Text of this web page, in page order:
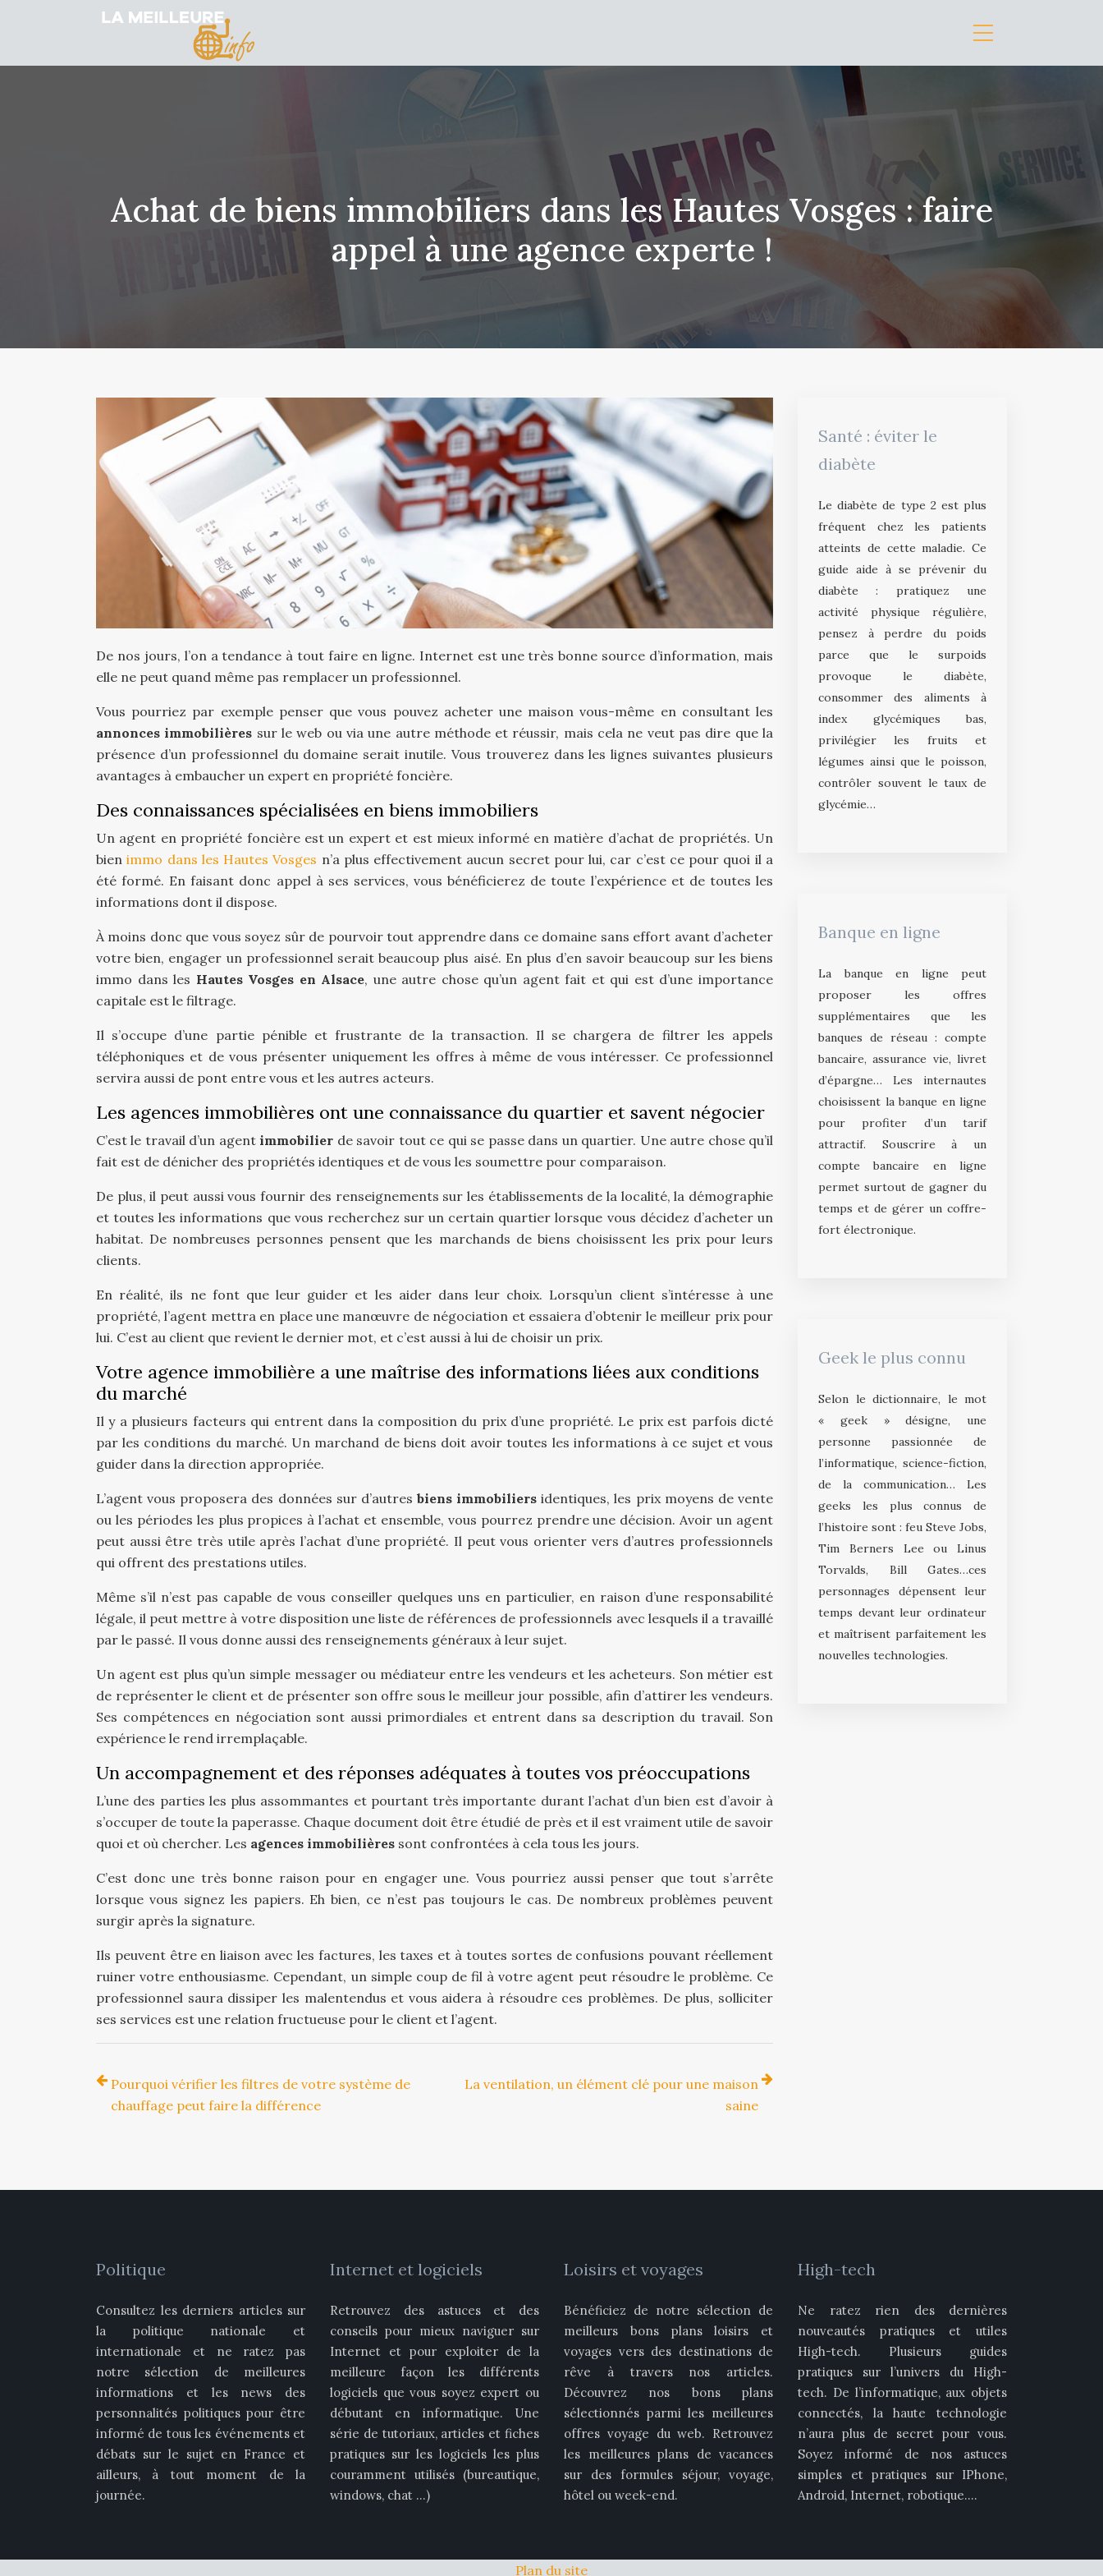
Achat de biens immobiliers dans les Hautes Vosges : faire
appel à une agence experte !
De nos jours, l’on a tendance à tout faire en ligne. Internet est une très bonne source d’information, mais
elle ne peut quand même pas remplacer un professionnel.
Vous pourriez par exemple penser que vous pouvez acheter une maison vous-même en consultant les
annonces immobilières sur le web ou via une autre méthode et réussir, mais cela ne veut pas dire que la
présence d’un professionnel du domaine serait inutile. Vous trouverez dans les lignes suivantes plusieurs
avantages à embaucher un expert en propriété foncière.
Des connaissances spécialisées en biens immobiliers
Un agent en propriété foncière est un expert et est mieux informé en matière d’achat de propriétés. Un
bienimmo dans les Hautes Vosges n’a plus effectivement aucun secret pour lui, car c’est ce pour quoi il a
été formé. En faisant donc appel à ses services, vous bénéficierez de toute l’expérience et de toutes les
informations dont il dispose.
À moins donc que vous soyez sûr de pourvoir tout apprendre dans ce domaine sans effort avant d’acheter
votre bien, engager un professionnel serait beaucoup plus aisé. En plus d’en savoir beaucoup sur les biens
immo dans les Hautes Vosges en Alsace, une autre chose qu’un agent fait et qui est d’une importance
capitale est le filtrage.
Il s’occupe d’une partie pénible et frustrante de la transaction. Il se chargera de filtrer les appels
téléphoniques et de vous présenter uniquement les offres à même de vous intéresser. Ce professionnel
servira aussi de pont entre vous et les autres acteurs.
Les agences immobilières ont une connaissance du quartier et savent négocier
C’est le travail d’un agent immobilier de savoir tout ce qui se passe dans un quartier. Une autre chose qu’il
fait est de dénicher des propriétés identiques et de vous les soumettre pour comparaison.
De plus, il peut aussi vous fournir des renseignements sur les établissements de la localité, la démographie
et toutes les informations que vous recherchez sur un certain quartier lorsque vous décidez d’acheter un
habitat. De nombreuses personnes pensent que les marchands de biens choisissent les prix pour leurs
clients.
En réalité, ils ne font que leur guider et les aider dans leur choix. Lorsqu’un client s’intéresse à une
propriété, l’agent mettra en place une manœuvre de négociation et essaiera d’obtenir le meilleur prix pour
lui. C’est au client que revient le dernier mot, et c’est aussi à lui de choisir un prix.
Votre agence immobilière a une maîtrise des informations liées aux conditions
du marché
Il y a plusieurs facteurs qui entrent dans la composition du prix d’une propriété. Le prix est parfois dicté
par les conditions du marché. Un marchand de biens doit avoir toutes les informations à ce sujet et vous
guider dans la direction appropriée.
L’agent vous proposera des données sur d’autres biens immobiliers identiques, les prix moyens de vente
ou les périodes les plus propices à l’achat et ensemble, vous pourrez prendre une décision. Avoir un agent
peut aussi être très utile après l’achat d’une propriété. Il peut vous orienter vers d’autres professionnels
qui offrent des prestations utiles.
Même s’il n’est pas capable de vous conseiller quelques uns en particulier, en raison d’une responsabilité
légale, il peut mettre à votre disposition une liste de références de professionnels avec lesquels il a travaillé
par le passé. Il vous donne aussi des renseignements généraux à leur sujet.
Un agent est plus qu’un simple messager ou médiateur entre les vendeurs et les acheteurs. Son métier est
de représenter le client et de présenter son offre sous le meilleur jour possible, afin d’attirer les vendeurs.
Ses compétences en négociation sont aussi primordiales et entrent dans sa description du travail. Son
expérience le rend irremplaçable.
Un accompagnement et des réponses adéquates à toutes vos préoccupations
L’une des parties les plus assommantes et pourtant très importante durant l’achat d’un bien est d’avoir à
s’occuper de toute la paperasse. Chaque document doit être étudié de près et il est vraiment utile de savoir
quoi et où chercher. Les agences immobilières sont confrontées à cela tous les jours.
C’est donc une très bonne raison pour en engager une. Vous pourriez aussi penser que tout s’arrête
lorsque vous signez les papiers. Eh bien, ce n’est pas toujours le cas. De nombreux problèmes peuvent
surgir après la signature.
Ils peuvent être en liaison avec les factures, les taxes et à toutes sortes de confusions pouvant réellement
ruiner votre enthousiasme. Cependant, un simple coup de fil à votre agent peut résoudre le problème. Ce
professionnel saura dissiper les malentendus et vous aidera à résoudre ces problèmes. De plus, solliciter
ses services est une relation fructueuse pour le client et l’agent.
Pourquoi vérifier les filtres de votre système de
chauffage peut faire la différence
La ventilation, un élément clé pour une maison
saine
Santé : éviter le
diabète
Le diabète de type 2 est plus
fréquent chez les patients
atteints de cette maladie. Ce
guide aide à se prévenir du
diabète : pratiquez une
activité physique régulière,
pensez à perdre du poids
parce que le surpoids
provoque le diabète,
consommer des aliments à
index glycémiques bas,
privilégier les fruits et
légumes ainsi que le poisson,
contrôler souvent le taux de
glycémie…
Banque en ligne
La banque en ligne peut
proposer les offres
supplémentaires que les
banques de réseau : compte
bancaire, assurance vie, livret
d’épargne… Les internautes
choisissent la banque en ligne
pour profiter d’un tarif
attractif. Souscrire à un
compte bancaire en ligne
permet surtout de gagner du
temps et de gérer un coffre-
fort électronique.
Geek le plus connu
Selon le dictionnaire, le mot
« geek » désigne, une
personne passionnée de
l’informatique, science-fiction,
de la communication… Les
geeks les plus connus de
l’histoire sont : feu Steve Jobs,
Tim Berners Lee ou Linus
Torvalds, Bill Gates…ces
personnages dépensent leur
temps devant leur ordinateur
et maîtrisent parfaitement les
nouvelles technologies.
Politique
Consultez les derniers articles sur
la politique nationale et
internationale et ne ratez pas
notre sélection de meilleures
informations et les news des
personnalités politiques pour être
informé de tous les événements et
débats sur le sujet en France et
ailleurs, à tout moment de la
journée.
Internet et logiciels
Retrouvez des astuces et des
conseils pour mieux naviguer sur
Internet et pour exploiter de la
meilleure façon les différents
logiciels que vous soyez expert ou
débutant en informatique. Une
série de tutoriaux, articles et fiches
pratiques sur les logiciels les plus
couramment utilisés (bureautique,
windows, chat …)
Loisirs et voyages
Bénéficiez de notre sélection de
meilleurs bons plans loisirs et
voyages vers des destinations de
rêve à travers nos articles.
Découvrez nos bons plans
sélectionnés parmi les meilleures
offres voyage du web. Retrouvez
les meilleures plans de vacances
sur des formules séjour, voyage,
hôtel ou week-end.
High-tech
Ne ratez rien des dernières
nouveautés pratiques et utiles
High-tech. Plusieurs guides
pratiques sur l’univers du High-
tech. De l’informatique, aux objets
connectés, la haute technologie
n’aura plus de secret pour vous.
Soyez informé de nos astuces
simples et pratiques sur IPhone,
Android, Internet, robotique….
Plan du site